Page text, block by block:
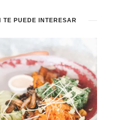
TE PUEDE INTERESAR